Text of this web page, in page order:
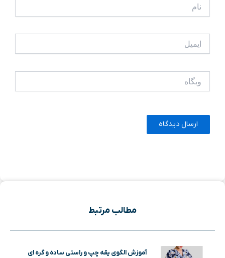
مطالب مرتبط
آموزش الگوی یقه چپ و راستی ساده و گره ای